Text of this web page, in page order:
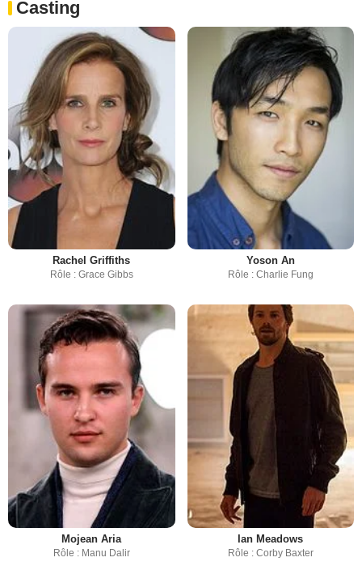
Casting
Rachel Griffiths
Rôle : Grace Gibbs
Yoson An
Rôle : Charlie Fung
Mojean Aria
Rôle : Manu Dalir
Ian Meadows
Rôle : Corby Baxter